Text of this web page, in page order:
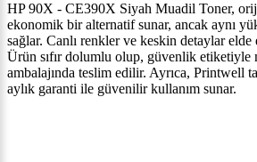
HP 90X - CE390X Siyah Muadil Toner,
ekonomik bir alternatif sunar, ancak aynı
sağlar. Canlı renkler ve keskin detaylar
Ürün sıfır dolumlu olup, güvenlik etiketiyle
ambalajında teslim edilir. Ayrıca, Printwell
aylık garanti ile güvenilir kullanım sunar.